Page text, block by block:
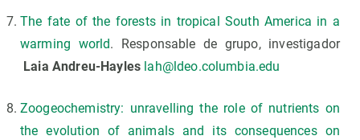
The fate of the forests in tropical South America in a
warming world. Responsable de grupo, investigador
Laia Andreu-Hayles lah@ldeo.columbia.edu
Zoogeochemistry: unravelling the role of nutrients on
the evolution of animals and its consequences on